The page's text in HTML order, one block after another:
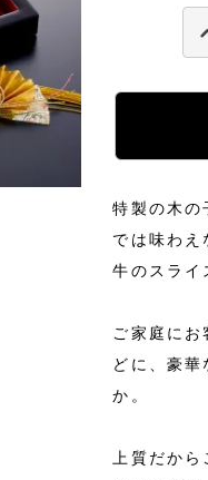
特製の木の
では味わえ
牛のスライ
ご家庭にお
どに、豪華
か。
上質だから